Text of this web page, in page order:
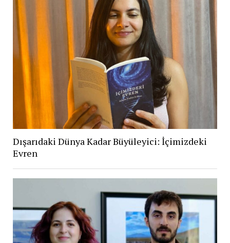
Dışarıdaki Dünya Kadar Büyüleyici: İçimizdeki
Evren